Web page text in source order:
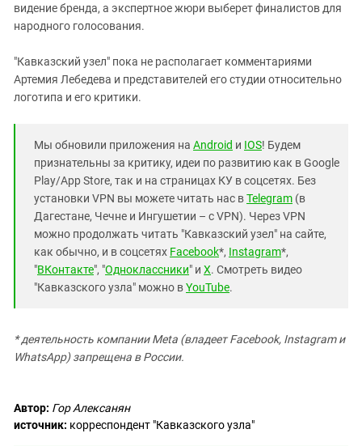
видение бренда, а экспертное жюри выберет финалистов для
народного голосования.
"Кавказский узел" пока не располагает комментариями
Артемия Лебедева и представителей его студии относительно
логотипа и его критики.
Мы обновили приложения на Android и IOS! Будем
признательны за критику, идеи по развитию как в Google
Play/App Store, так и на страницах КУ в соцсетях. Без
установки VPN вы можете читать нас вTelegram (в
Дагестане, Чечне и Ингушетии – с VPN). Через VPN
можно продолжать читать "Кавказский узел" на сайте,
как обычно, и в соцсетях Facebook*, Instagram*,
"ВКонтакте", "Одноклассники" и X. Смотреть видео
"Кавказского узла" можно вYouTube.
* деятельность компании Meta (владеет Facebook, Instagram и
WhatsApp) запрещена в России.
Автор: Гор Алексанян
источник: корреспондент "Кавказского узла"